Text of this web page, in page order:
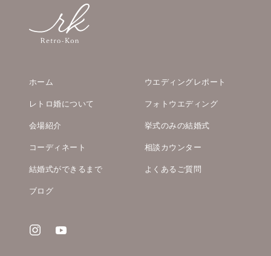
ホーム
ウエディングレポート
レトロ婚について
フォトウエディング
会場紹介
挙式のみの結婚式
コーディネート
相談カウンター
結婚式ができるまで
よくあるご質問
ブログ